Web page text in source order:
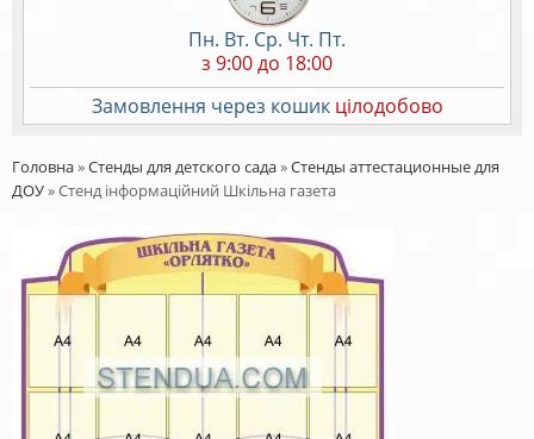
Пн. Вт. Ср. Чт. Пт.
з 9:00 до 18:00
Замовлення через кошик цілодобово
Головна»Стенды для детского сада»Стенды аттестационные для
ДОУ»Стенд інформаційний Шкільна газета